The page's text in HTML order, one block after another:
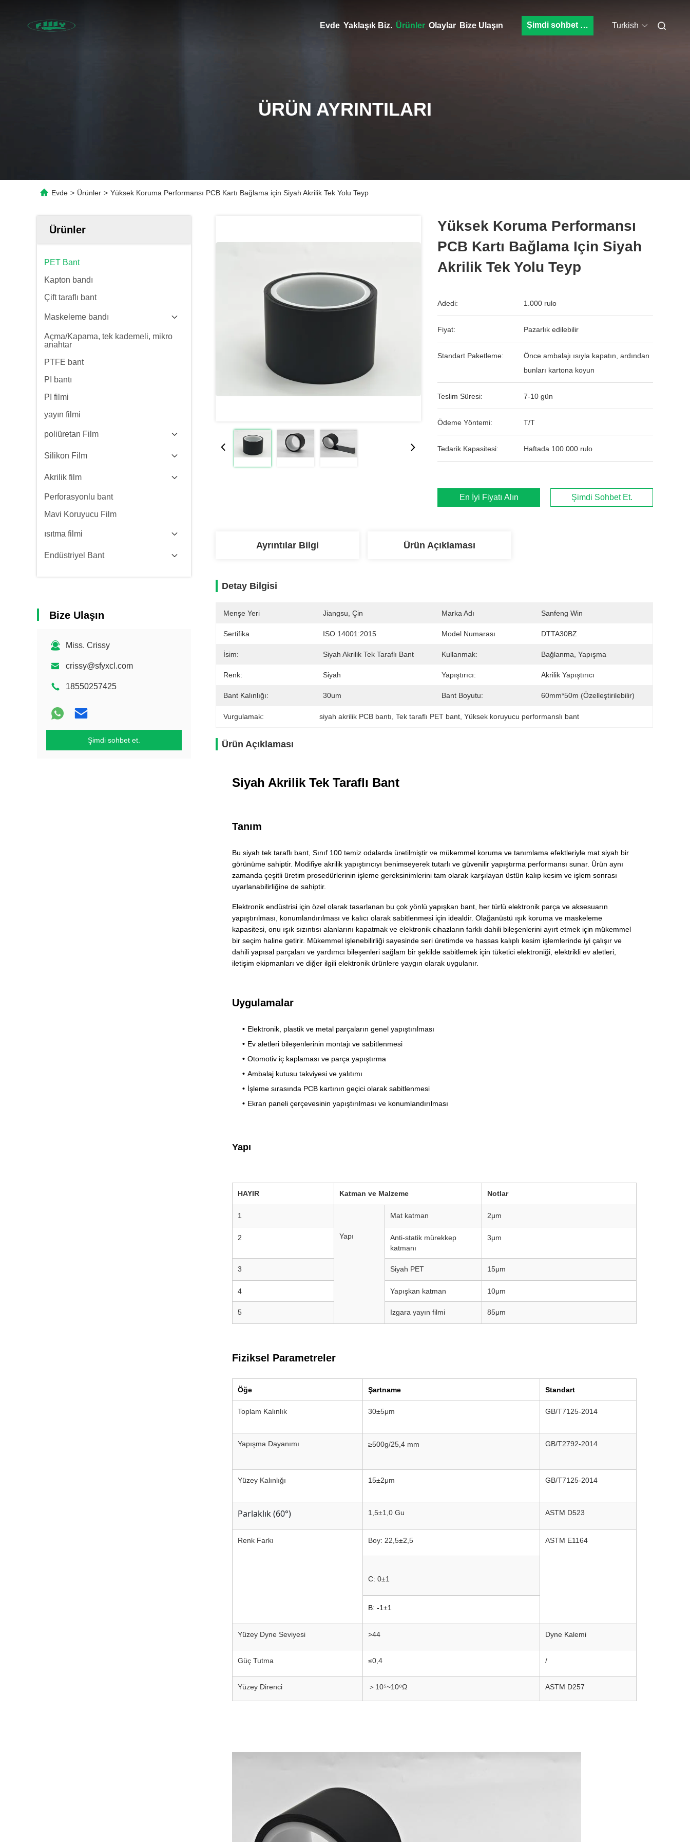
Evde Yaklaşık Biz. Ürünler Olaylar Bize Ulaşın Şimdi sohbet et. Turkish
ÜRÜN AYRINTILARI
Evde > Ürünler > Yüksek Koruma Performansı PCB Kartı Bağlama için Siyah Akrilik Tek Yolu Teyp
Ürünler
PET Bant
Kapton bandı
Çift taraflı bant
Maskeleme bandı
Açma/Kapama, tek kademeli, mikro
anahtar
PTFE bant
PI bantı
PI filmi
yayın filmi
poliüretan Film
Silikon Film
Akrilik film
Perforasyonlu bant
Mavi Koruyucu Film
ısıtma filmi
Endüstriyel Bant
Bize Ulaşın
Miss. Crissy
crissy@sfyxcl.com
18550257425
Şimdi sohbet et.
Yüksek Koruma Performansı
PCB Kartı Bağlama Için Siyah
Akrilik Tek Yolu Teyp
Adedi: 1.000 rulo
Fiyat: Pazarlık edilebilir
Standart Paketleme:
Önce ambalajı ısıyla kapatın, ardından
bunları kartona koyun
Teslim Süresi: 7-10 gün
Ödeme Yöntemi: T/T
Tedarik Kapasitesi: Haftada 100.000 rulo
En İyi Fiyatı Alın Şimdi Sohbet Et.
Ayrıntılar Bilgi Ürün Açıklaması
Detay Bilgisi
Menşe Yeri Jiangsu, Çin Marka Adı Sanfeng Win
Sertifika ISO 14001:2015 Model Numarası DTTA30BZ
İsim: Siyah Akrilik Tek Taraflı Bant Kullanmak: Bağlanma, Yapışma
Renk: Siyah Yapıştırıcı: Akrilik Yapıştırıcı
Bant Kalınlığı: 30um Bant Boyutu: 60mm*50m (Özelleştirilebilir)
Vurgulamak: siyah akrilik PCB bantı , Tek taraflı PET bant , Yüksek koruyucu performanslı bant
Ürün Açıklaması
Siyah Akrilik Tek Taraflı Bant
Tanım
Bu siyah tek taraflı bant, Sınıf 100 temiz odalarda üretilmiştir ve mükemmel koruma ve tanımlama efektleriyle mat siyah bir
görünüme sahiptir. Modifiye akrilik yapıştırıcıyı benimseyerek tutarlı ve güvenilir yapıştırma performansı sunar. Ürün aynı
zamanda çeşitli üretim prosedürlerinin işleme gereksinimlerini tam olarak karşılayan üstün kalıp kesim ve işlem sonrası
uyarlanabilirliğine de sahiptir.
Elektronik endüstrisi için özel olarak tasarlanan bu çok yönlü yapışkan bant, her türlü elektronik parça ve aksesuarın
yapıştırılması, konumlandırılması ve kalıcı olarak sabitlenmesi için idealdir. Olağanüstü ışık koruma ve maskeleme
kapasitesi, onu ışık sızıntısı alanlarını kapatmak ve elektronik cihazların farklı dahili bileşenlerini ayırt etmek için mükemmel
bir seçim haline getirir. Mükemmel işlenebilirliği sayesinde seri üretimde ve hassas kalıplı kesim işlemlerinde iyi çalışır ve
dahili yapısal parçaları ve yardımcı bileşenleri sağlam bir şekilde sabitlemek için tüketici elektroniği, elektrikli ev aletleri,
iletişim ekipmanları ve diğer ilgili elektronik ürünlere yaygın olarak uygulanır.
Uygulamalar
Elektronik, plastik ve metal parçaların genel yapıştırılması
Ev aletleri bileşenlerinin montajı ve sabitlenmesi
Otomotiv iç kaplaması ve parça yapıştırma
Ambalaj kutusu takviyesi ve yalıtımı
İşleme sırasında PCB kartının geçici olarak sabitlenmesi
Ekran paneli çerçevesinin yapıştırılması ve konumlandırılması
Yapı
HAYIR Katman ve Malzeme Notlar
1
Yapı
Mat katman 2μm
2
Anti-statik mürekkep
katmanı
3μm
3 Siyah PET 15μm
4 Yapışkan katman 10μm
5 Izgara yayın filmi 85μm
Fiziksel Parametreler
Öğe Şartname Standart
Toplam Kalınlık 30±5μm GB/T7125-2014
Yapışma Dayanımı ≥500g/25,4 mm GB/T2792-2014
Yüzey Kalınlığı 15±2μm GB/T7125-2014
Parlaklık (60°) 1,5±1,0 Gu ASTM D523
Renk Farkı Boy: 22,5±2,5 ASTM E1164
C: 0±1
B: -1±1
Yüzey Dyne Seviyesi >44 Dyne Kalemi
Güç Tutma ≤0,4 /
Yüzey Direnci ＞10⁵~10⁸Ω ASTM D257